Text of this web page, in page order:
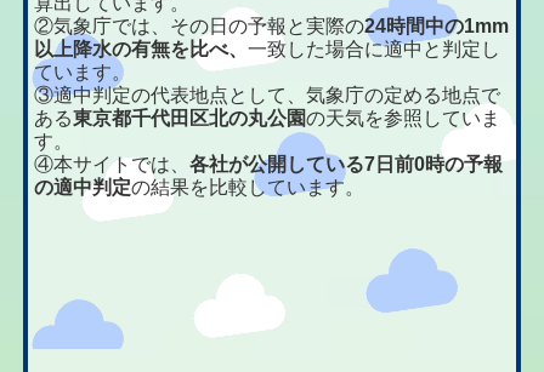
②気象庁では、その日の予報と実際の24時間中の1mm
以上降水の有無を比べ、一致した場合に適中と判定し
ています。
③適中判定の代表地点として、気象庁の定める地点で
ある東京都千代田区北の丸公園の天気を参照していま
す。
④本サイトでは、各社が公開している7日前0時の予報
の適中判定の結果を比較しています。